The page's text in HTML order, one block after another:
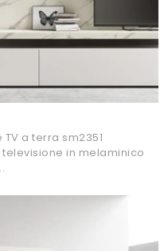
a terra sm2351
in melaminico